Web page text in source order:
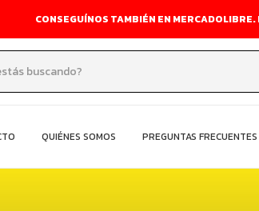
CONSEGUÍNOS TAMBIÉN EN
QUIÉNES SOMOS PREGUNTAS FRECUENTES